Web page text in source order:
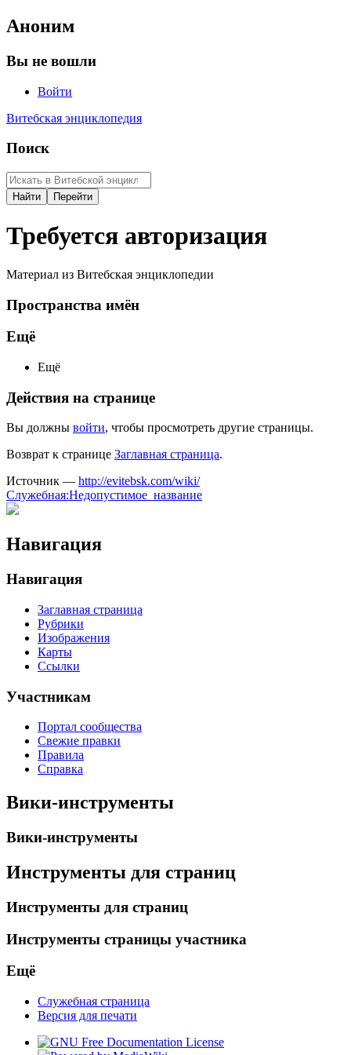
Аноним
Вы не вошли
Войти
Витебская энциклопедия
Поиск
Требуется авторизация
Материал из Витебская энциклопедии
Пространства имён
Ещё
Ещё
Действия на странице
Вы должны войти, чтобы просмотреть другие страницы.
Возврат к странице Заглавная страница.
Источник — http://evitebsk.com/wiki/
Служебная:Недопустимое_название
Навигация
Навигация
Заглавная страница
Рубрики
Изображения
Карты
Ссылки
Участникам
Портал сообщества
Свежие правки
Правила
Справка
Вики-инструменты
Вики-инструменты
Инструменты для страниц
Инструменты для страниц
Инструменты страницы участника
Ещё
Служебная страница
Версия для печати